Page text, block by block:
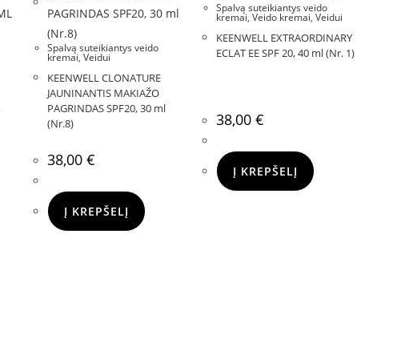
Spalvą suteikiantys veido
kremai, Veidui
KEENWELL CLONATURE
JAUNINANTIS MAKIAŽO
PAGRINDAS SPF20, 30 ml
(Nr.8)
38,00 €
Į KREPŠELĮ
Spalvą suteikiantys veido
kremai,Veido kremai,Veidui
KEENWELL EXTRAORDINARY
ECLAT EE SPF 20, 40 ml (Nr. 1)
38,00€
Į KREPŠELĮ